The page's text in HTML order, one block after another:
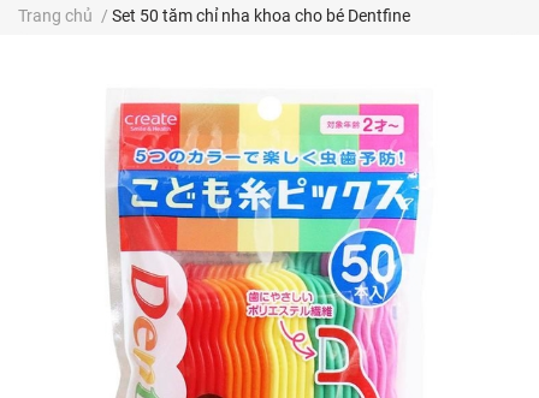
Trang chủ / Set 50 tăm chỉ nha khoa cho bé Dentfine